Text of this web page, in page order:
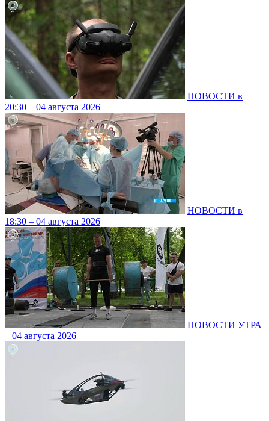
НОВОСТИ в
20:30 – 04 августа 2026
НОВОСТИ в
18:30 – 04 августа 2026
НОВОСТИ УТРА
– 04 августа 2026